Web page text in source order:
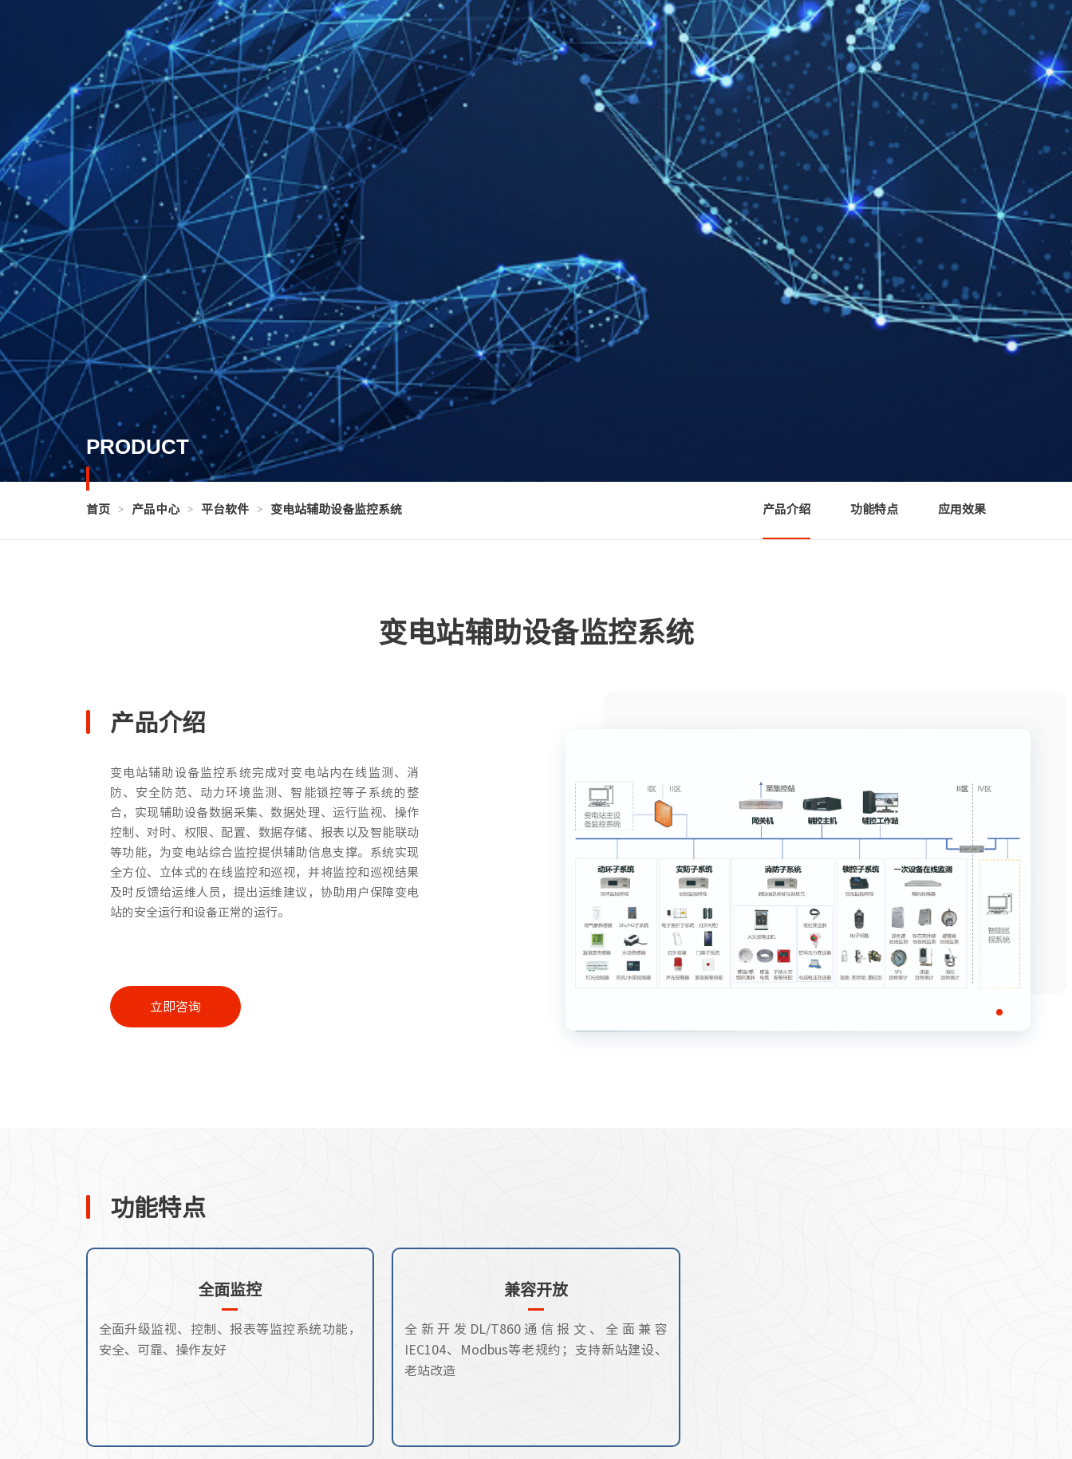
PRODUCT
首页 > 产品中心 > 平台软件 > 变电站辅助设备监控系统 产品介绍 功能特点 应用效果
变电站辅助设备监控系统
产品介绍
变电站辅助设备监控系统完成对变电站内在线监测、消
防、安全防范、动力环境监测、智能锁控等子系统的整
合，实现辅助设备数据采集、数据处理、运行监视、操作
控制、对时、权限、配置、数据存储、报表以及智能联动
等功能，为变电站综合监控提供辅助信息支撑。系统实现
全方位、立体式的在线监控和巡视，并将监控和巡视结果
及时反馈给运维人员，提出运维建议，协助用户保障变电
站的安全运行和设备正常的运行。
立即咨询
功能特点
全面监控
全面升级监视、控制、报表等监控系统功能，
安全、可靠、操作友好
兼容开放
全新开发DL/T860通信报文、全面兼容
IEC104、Modbus等老规约；支持新站建设、
老站改造